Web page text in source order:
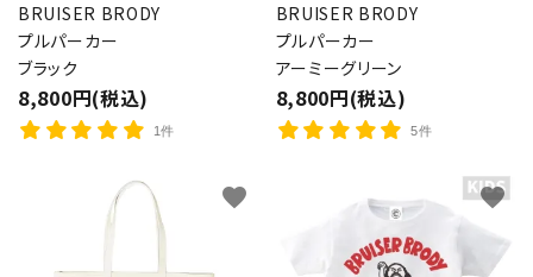
BRUISER BRODY
プルパーカー
ブラック
8,800円(税込)
1件
BRUISER BRODY
プルパーカー
アーミーグリーン
8,800円(税込)
5件
favorite favorite